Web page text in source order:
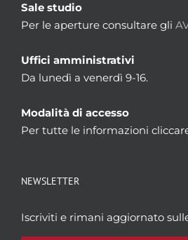
Sale studio
Per le aperture consultare gli
Uffici amministrativi
Da lunedì a venerdì 9-16.
Modalità di accesso
Per tutte le informazioni
NEWSLETTER
Iscriviti e rimani aggiornato